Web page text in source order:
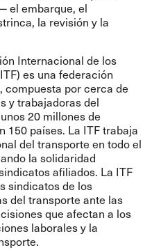
el embarque, el
la revisión y la
Internacional de los
es una federación
por cerca de
y trabajadoras del
20 millones de
150 países. La ITF trabaja
del transporte en todo el
la solidaridad
afiliados. La ITF
sindicatos de los
del transporte ante las
que afectan a los
laborales y la